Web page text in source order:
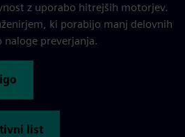
z uporabo hitrejših motorjev.
ki porabijo manj delovnih
preverjanja.
list